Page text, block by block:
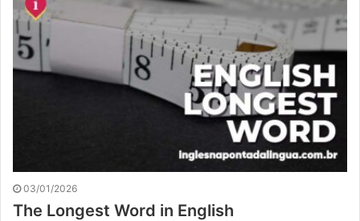
03/01/2026
The Longest Word in English